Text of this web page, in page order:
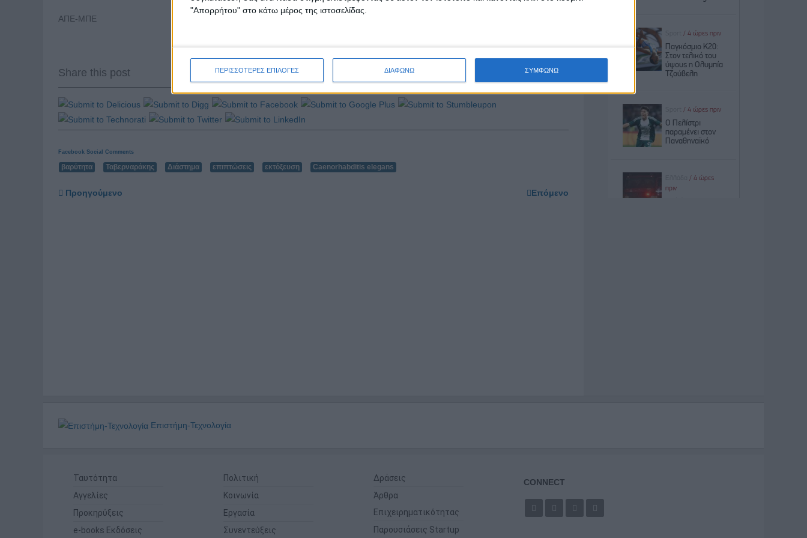
"Απορρήτου" στο κάτω μέρος της ιστοσελίδας.
ΠΕΡΙΣΣΟΤΕΡΕΣ ΕΠΙΛΟΓΕΣ ΔΙΑΦΩΝΩ ΣΥΜΦΩΝΩ
ΑΠΕ-ΜΠΕ
Share this post
Facebook Social Comments
βαρύτητα Ταβερναράκης Διάστημα επιπτώσεις εκτόξευση Caenorhabditis elegans
Προηγούμενο Επόμενο
Επιστήμη-Τεχνολογία
Ταυτότητα
Αγγελίες
Προκηρύξεις
e-books Εκδόσεις
Πολιτική
Κοινωνία
Εργασία
Συνεντεύξεις
Δράσεις
Άρθρα
Επιχειρηματικότητας
Παρουσιάσεις Startup
CONNECT